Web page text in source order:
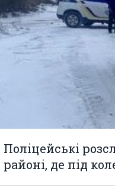
Поліцейські
районі, де під